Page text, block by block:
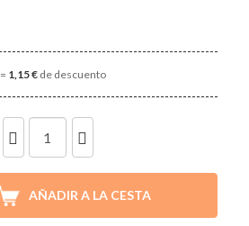
= 1,15 € de descuento
UNIDADES
AÑADIR A LA CESTA